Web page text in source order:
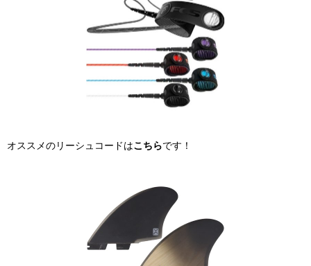
オススメのリーシュコードはこちらです！